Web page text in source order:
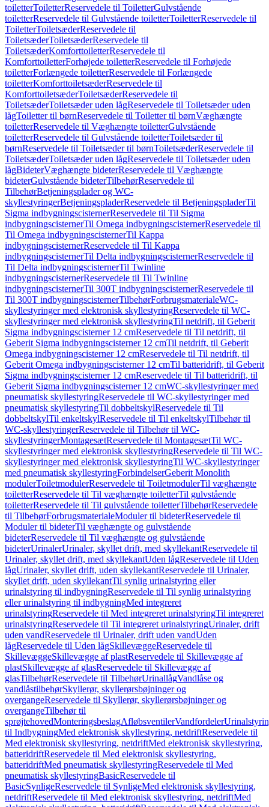
toiletterToiletterReservedele til ToiletterGulvstående
toiletterReservedele til Gulvstående toiletterToiletterReservedele til
ToiletterToiletsæderReservedele til
ToiletsæderToiletsæderReservedele til
ToiletsæderKomforttoiletterReservedele til
KomforttoiletterForhøjede toiletterReservedele til Forhøjede
toiletterForlængede toiletterReservedele til Forlængede
toiletterKomforttoiletsæderReservedele til
KomforttoiletsæderToiletsæderReservedele til
ToiletsæderToiletsæder uden lågReservedele til Toiletsæder uden
lågToiletter til børnReservedele til Toiletter til børnVæghængte
toiletterReservedele til Væghængte toiletterGulvstående
toiletterReservedele til Gulvstående toiletterToiletsæder til
børnReservedele til Toiletsæder til børnToiletsæderReservedele til
ToiletsæderToiletsæder uden lågReservedele til Toiletsæder uden
lågBideterVæghængte bideterReservedele til Væghængte
bideterGulvstående bideterTilbehørReservedele til
TilbehørBetjeningsplader og WC-
skyllestyringerBetjeningspladerReservedele til BetjeningspladerTil
Sigma indbygningscisternerReservedele til Til Sigma
indbygningscisternerTil Omega indbygningscisternerReservedele til
Til Omega indbygningscisternerTil Kappa
indbygningscisternerReservedele til Til Kappa
indbygningscisternerTil Delta indbygningscisternerReservedele til
Til Delta indbygningscisternerTil Twinline
indbygningscisternerReservedele til Til Twinline
indbygningscisternerTil 300T indbygningscisternerReservedele til
Til 300T indbygningscisternerTilbehørForbrugsmaterialeWC-
skyllestyringer med elektronisk skyllestyringReservedele til WC-
skyllestyringer med elektronisk skyllestyringTil netdrift, til Geberit
Sigma indbygningscisterner 12 cmReservedele til Til netdrift, til
Geberit Sigma indbygningscisterner 12 cmTil netdrift, til Geberit
Omega indbygningscisterner 12 cmReservedele til Til netdrift, til
Geberit Omega indbygningscisterner 12 cmTil batteridrift, til Geberit
Sigma indbygningscisterner 12 cmReservedele til Til batteridrift, til
Geberit Sigma indbygningscisterner 12 cmWC-skyllestyringer med
pneumatisk skyllestyringReservedele til WC-skyllestyringer med
pneumatisk skyllestyringTil dobbeltskylReservedele til Til
dobbeltskylTil enkeltskylReservedele til Til enkeltskylTilbehør til
WC-skyllestyringerReservedele til Tilbehør til WC-
skyllestyringerMontagesætReservedele til MontagesætTil WC-
skyllestyringer med elektronisk skyllestyringReservedele til Til WC-
skyllestyringer med elektronisk skyllestyringTil WC-skyllestyringer
med pneumatisk skyllestyringForbindelserGeberit Monolith
modulerToiletmodulerReservedele til ToiletmodulerTil væghængte
toiletterReservedele til Til væghængte toiletterTil gulvstående
toiletterReservedele til Til gulvstående toiletterTilbehørReservedele
til TilbehørForbrugsmaterialeModuler til bideterReservedele til
Moduler til bideterTil væghængte og gulvstående
bideterReservedele til Til væghængte og gulvstående
bideterUrinalerUrinaler, skyllet drift, med skyllekantReservedele til
Urinaler, skyllet drift, med skyllekantUden lågReservedele til Uden
lågUrinaler, skyllet drift, uden skyllekantReservedele til Urinaler,
skyllet drift, uden skyllekantTil synlig urinalstyring eller
urinalstyring til indbygningReservedele til Til synlig urinalstyring
eller urinalstyring til indbygningMed integreret
urinalstyringReservedele til Med integreret urinalstyringTil integreret
urinalstyringReservedele til Til integreret urinalstyringUrinaler, drift
uden vandReservedele til Urinaler, drift uden vandUden
lågReservedele til Uden lågSkillevæggeReservedele til
SkillevæggeSkillevægge af plastReservedele til Skillevægge af
plastSkillevægge af glasReservedele til Skillevægge af
glasTilbehørReservedele til TilbehørUrinallågVandlåse og
vandlåstilbehørSkyllerør, skyllerørsbøjninger og
overgangeReservedele til Skyllerør, skyllerørsbøjninger og
overgangeTilbehør til
sprøjtehovedMonteringsbeslagAfløbsventilerVandfordeler
til IndbygningMed elektronisk skyllestyring, netdriftReservedele til
Med elektronisk skyllestyring, netdriftMed elektronisk skyllestyring,
batteridriftReservedele til Med elektronisk skyllestyring,
batteridriftMed pneumatisk skyllestyringReservedele til Med
pneumatisk skyllestyringBasicReservedele til
BasicSynligeReservedele til SynligeMed elektronisk skyllestyring,
netdriftReservedele til Med elektronisk skyllestyring, netdriftMed